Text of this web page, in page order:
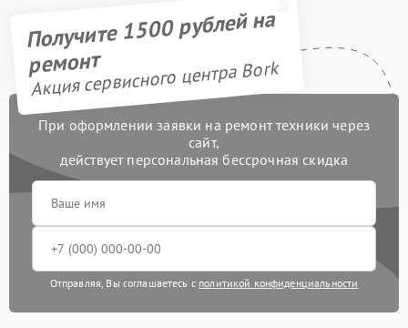
Получите 1500 рублей на
ремонт
Акция сервисного центра Bork
При оформлении заявки на ремонт техники через
сайт,
действует персональная бессрочная скидка
Отправляя, Вы соглашаетесь с политикой конфиденциальности